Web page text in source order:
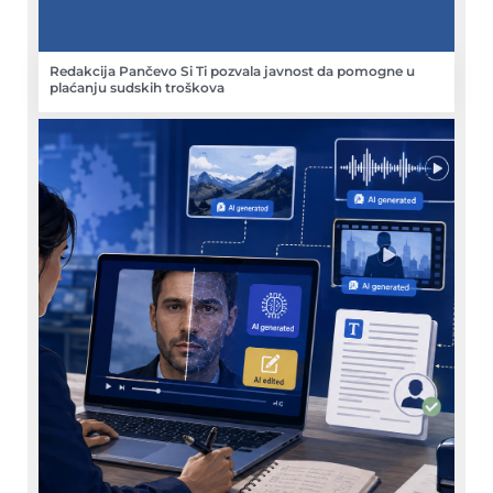
Redakcija Pančevo Si Ti pozvala javnost da pomogne u
plaćanju sudskih troškova